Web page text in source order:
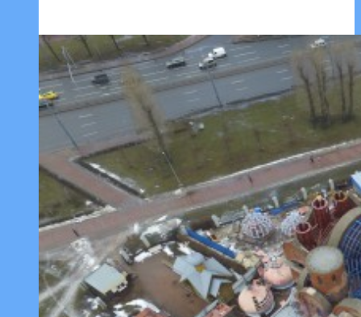
побывали
на
катке